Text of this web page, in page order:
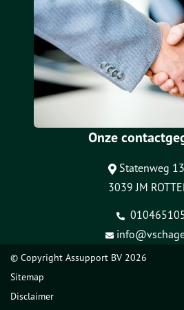
Onze
Statenweg
3039 JM
© Copyright Assupport BV 2026
Sitemap
Disclaimer